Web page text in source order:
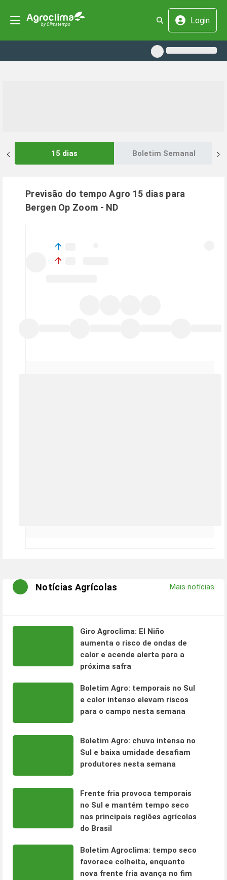
Login
15 dias Boletim Semanal
Previsão do tempo Agro 15 dias para
Bergen Op Zoom - ND
Notícias Agrícolas Mais notícias
Giro Agroclima: El Niño
aumenta o risco de ondas de
calor e acende alerta para a
próxima safra
Boletim Agro: temporais no Sul
e calor intenso elevam riscos
para o campo nesta semana
Boletim Agro: chuva intensa no
Sul e baixa umidade desafiam
produtores nesta semana
Frente fria provoca temporais
no Sul e mantém tempo seco
nas principais regiões agrícolas
do Brasil
Boletim Agroclima: tempo seco
favorece colheita, enquanto
nova frente fria avança no fim